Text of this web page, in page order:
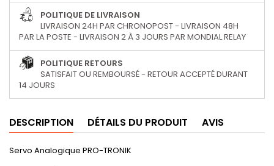
POLITIQUE DE LIVRAISON
LIVRAISON 24H PAR CHRONOPOST - LIVRAISON 48H
PAR LA POSTE - LIVRAISON 2 À 3 JOURS PAR MONDIAL RELAY
POLITIQUE RETOURS
SATISFAIT OU REMBOURSÉ - RETOUR ACCEPTÉ DURANT
14 JOURS
DESCRIPTION DÉTAILS DU PRODUIT AVIS
Servo Analogique PRO-TRONIK